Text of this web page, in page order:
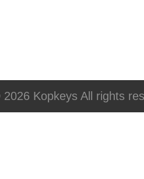
Kopkeys All rights